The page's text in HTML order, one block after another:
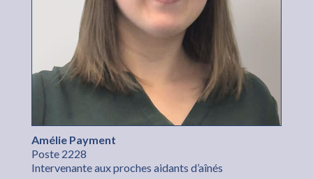
Amélie Payment
Poste 2228
Intervenante aux proches aidants d’aînés